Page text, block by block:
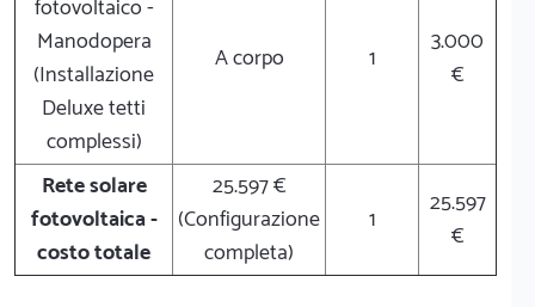
fotovoltaico -
Manodopera
(Installazione
Deluxe tetti
complessi)
A corpo 1
3.000
€
Rete solare
fotovoltaica -
costo totale
25.597 €
(Configurazione
completa)
1
25.597
€